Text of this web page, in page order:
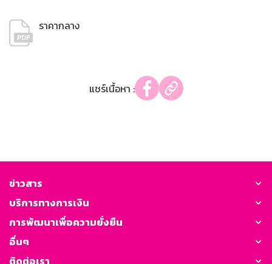
ราคากลาง
แชร์เนื้อหา :
ข่าวสาร
บริการทางการเงิน
การพัฒนาเพื่อความยั่งยืน
อื่นๆ